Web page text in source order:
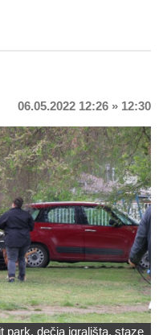
06.05.2022 12:26 » 12:30
park, dečja igrališta, staze